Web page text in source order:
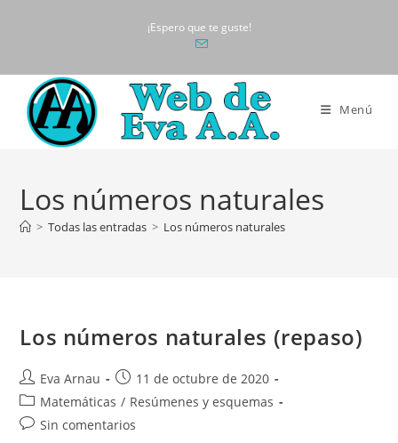
¡Espero que te guste!
Menú
Los números naturales
> Todas las entradas > Los números naturales
Los números naturales (repaso)
Autor
de
la
entrada:
Eva Arnau
Publicación
de
entrada:
11 de octubre de 2020
Categoría
de
Matemáticas / Resúmenes y esquemas
Comentarios
Sin comentarios